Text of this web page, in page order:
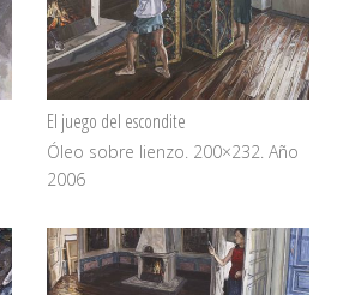
El juego del escondite
Óleo sobre lienzo. 200×232. Año
2006